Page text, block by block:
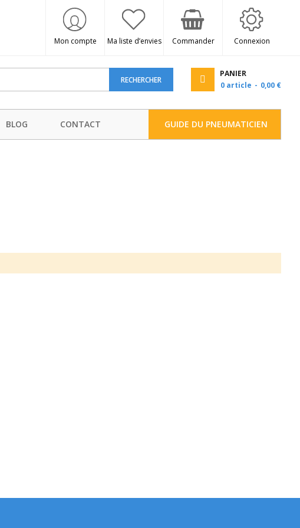
Mon compte Ma liste d’envies Commander Connexion
RECHERCHER
PANIER
0article 0,00 €
BLOG CONTACT GUIDE DU PNEUMATICIEN